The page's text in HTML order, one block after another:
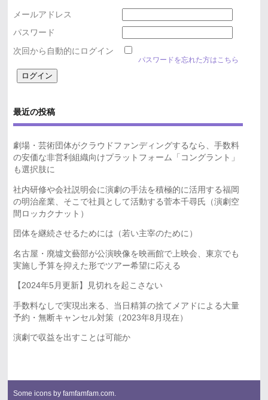
メールアドレス
パスワード
次回から自動的にログイン
パスワードを忘れた方はこちら
最近の投稿
劇場・芸術団体がクラウドファンディングするなら、手数料
の安価な非営利組織向けプラットフォーム「コングラント」
も選択肢に
社内研修や会社説明会に演劇の手法を積極的に活用する福岡
の明治産業、そこで社員として活動する菅本千尋氏（演劇空
間ロッカクナット）
団体を継続させるためには（若い主宰のために）
名古屋・廃墟文藝部が公演映像を映画館で上映会、東京でも
実施し予算を抑えた形でツアー希望に応える
【2024年5月更新】見切れを起こさない
手数料なしで実現出来る、当日精算の捨てメアドによる大量
予約・無断キャンセル対策（2023年8月現在）
演劇で収益を出すことは可能か
Some icons by famfamfam.com.